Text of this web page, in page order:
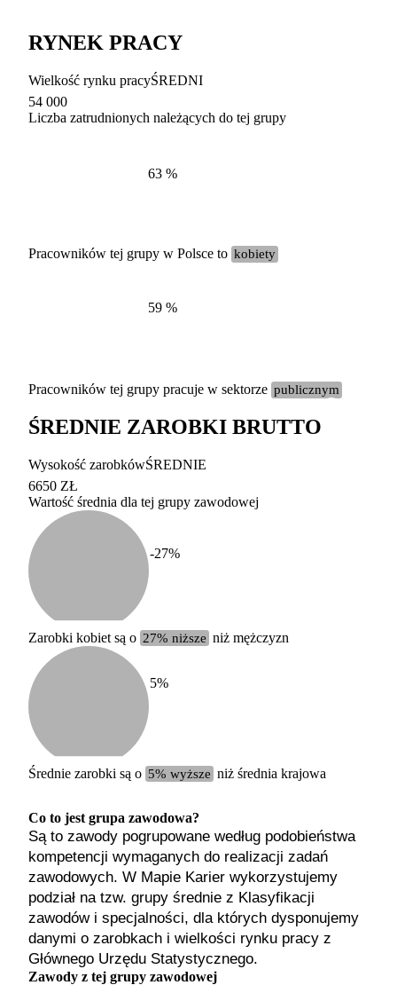
RYNEK PRACY
Etykieta
duży
100-200 tysięcy
Wielkość rynku pracyŚREDNI
54 000
Liczba zatrudnionych należących do tej grupy
63 %
Pracowników tej grupy w Polsce to kobiety
59 %
Pracowników tej grupy pracuje w sektorze publicznym
ŚREDNIE ZAROBKI BRUTTO
średnie
Wysokość zarobkówŚREDNIE
6650 ZŁ
Wartość średnia dla tej grupy zawodowej
-27%
Zarobki kobiet są o 27% niższe niż mężczyzn
5%
Średnie zarobki są o 5% wyższe niż średnia krajowa
Co to jest grupa zawodowa?
Są to zawody pogrupowane według podobieństwa
kompetencji wymaganych do realizacji zadań
zawodowych. W Mapie Karier wykorzystujemy
podział na tzw. grupy średnie z Klasyfikacji
zawodów i specjalności, dla których dysponujemy
danymi o zarobkach i wielkości rynku pracy z
Głównego Urzędu Statystycznego.
Zawody z tej grupy zawodowej